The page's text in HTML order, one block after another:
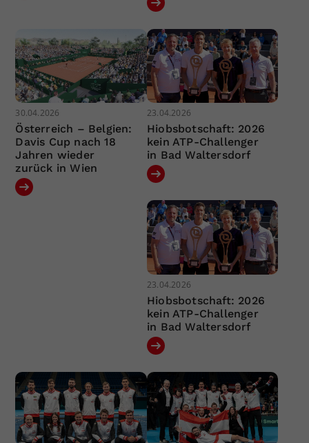
30.04.2026
Österreich – Belgien:
Davis Cup nach 18
Jahren wieder
zurück in Wien
23.04.2026
Hiobsbotschaft: 2026
kein ATP-Challenger
in Bad Waltersdorf
23.04.2026
Hiobsbotschaft: 2026
kein ATP-Challenger
in Bad Waltersdorf